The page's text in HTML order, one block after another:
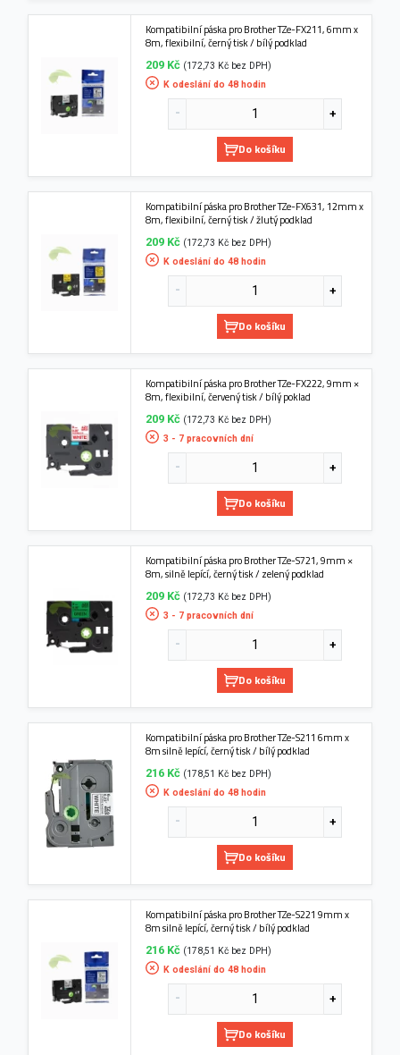
Kompatibilní páska pro Brother TZe-FX211, 6mm x
8m, flexibilní, černý tisk / bílý podklad
209 Kč (172,73 Kč bez DPH)
K odeslání do 48 hodin
Do košíku
Kompatibilní páska pro Brother TZe-FX631, 12mm x
8m, flexibilní, černý tisk / žlutý podklad
209 Kč (172,73 Kč bez DPH)
K odeslání do 48 hodin
Do košíku
Kompatibilní páska pro Brother TZe-FX222, 9mm ×
8m, flexibilní, červený tisk / bílý poklad
209 Kč (172,73 Kč bez DPH)
3 - 7 pracovních dní
Do košíku
Kompatibilní páska pro Brother TZe-S721, 9mm ×
8m, silně lepící, černý tisk / zelený podklad
209 Kč (172,73 Kč bez DPH)
3 - 7 pracovních dní
Do košíku
Kompatibilní páska pro Brother TZe-S211 6mm x
8m silně lepící, černý tisk / bílý podklad
216 Kč (178,51 Kč bez DPH)
K odeslání do 48 hodin
Do košíku
Kompatibilní páska pro Brother TZe-S221 9mm x
8m silně lepící, černý tisk / bílý podklad
216 Kč (178,51 Kč bez DPH)
K odeslání do 48 hodin
Do košíku